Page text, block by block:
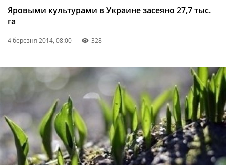
Яровыми культурами в Украине засеяно 27,7 тыс.
га
4 березня 2014, 08:00 328